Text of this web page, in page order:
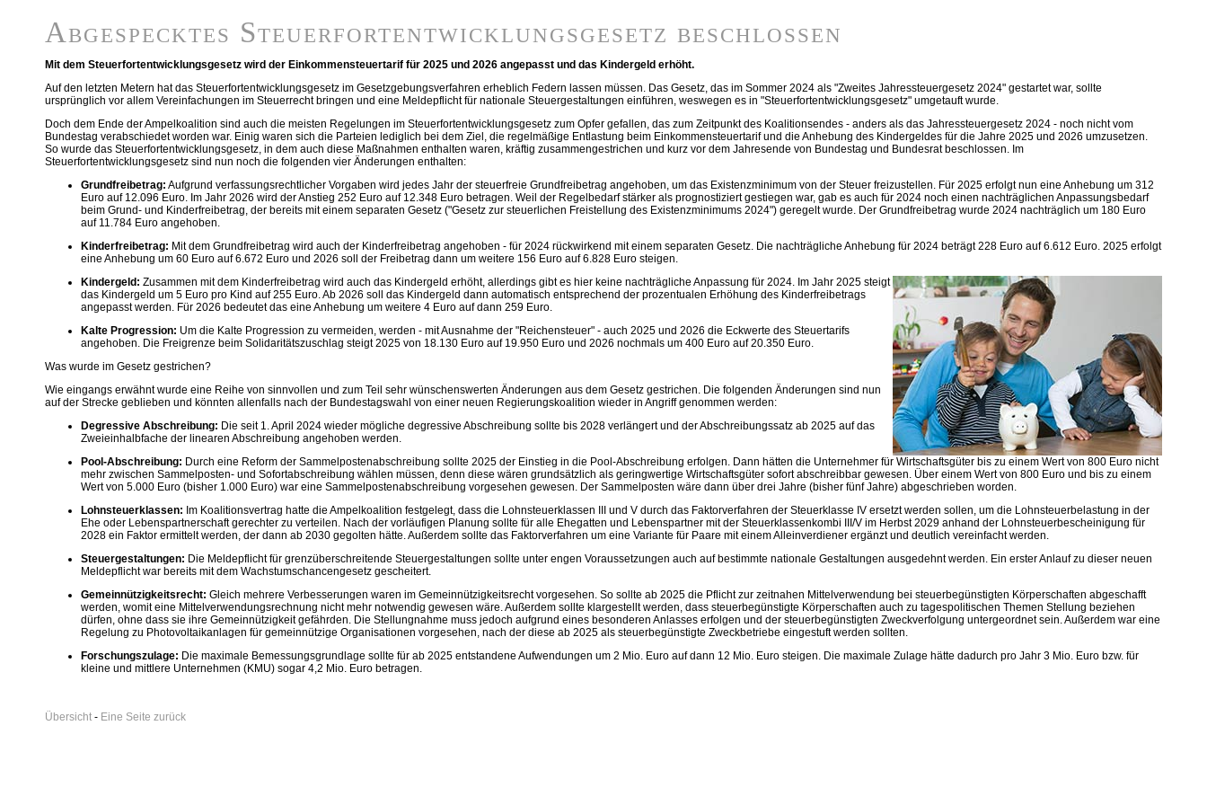
Abgespecktes Steuerfortentwicklungsgesetz beschlossen
Mit dem Steuerfortentwicklungsgesetz wird der Einkommensteuertarif für 2025 und 2026 angepasst und das Kindergeld erhöht.
Auf den letzten Metern hat das Steuerfortentwicklungsgesetz im Gesetzgebungsverfahren erheblich Federn lassen müssen. Das Gesetz, das im Sommer 2024 als "Zweites Jahressteuergesetz 2024" gestartet war, sollte
ursprünglich vor allem Vereinfachungen im Steuerrecht bringen und eine Meldepflicht für nationale Steuergestaltungen einführen, weswegen es in "Steuerfortentwicklungsgesetz" umgetauft wurde.
Doch dem Ende der Ampelkoalition sind auch die meisten Regelungen im Steuerfortentwicklungsgesetz zum Opfer gefallen, das zum Zeitpunkt des Koalitionsendes - anders als das Jahressteuergesetz 2024 - noch nicht vom
Bundestag verabschiedet worden war. Einig waren sich die Parteien lediglich bei dem Ziel, die regelmäßige Entlastung beim Einkommensteuertarif und die Anhebung des Kindergeldes für die Jahre 2025 und 2026 umzusetzen.
So wurde das Steuerfortentwicklungsgesetz, in dem auch diese Maßnahmen enthalten waren, kräftig zusammengestrichen und kurz vor dem Jahresende von Bundestag und Bundesrat beschlossen. Im
Steuerfortentwicklungsgesetz sind nun noch die folgenden vier Änderungen enthalten:
Grundfreibetrag: Aufgrund verfassungsrechtlicher Vorgaben wird jedes Jahr der steuerfreie Grundfreibetrag angehoben, um das Existenzminimum von der Steuer freizustellen. Für 2025 erfolgt nun eine Anhebung um 312
Euro auf 12.096 Euro. Im Jahr 2026 wird der Anstieg 252 Euro auf 12.348 Euro betragen. Weil der Regelbedarf stärker als prognostiziert gestiegen war, gab es auch für 2024 noch einen nachträglichen Anpassungsbedarf
beim Grund- und Kinderfreibetrag, der bereits mit einem separaten Gesetz ("Gesetz zur steuerlichen Freistellung des Existenzminimums 2024") geregelt wurde. Der Grundfreibetrag wurde 2024 nachträglich um 180 Euro
auf 11.784 Euro angehoben.
Kinderfreibetrag: Mit dem Grundfreibetrag wird auch der Kinderfreibetrag angehoben - für 2024 rückwirkend mit einem separaten Gesetz. Die nachträgliche Anhebung für 2024 beträgt 228 Euro auf 6.612 Euro. 2025 erfolgt
eine Anhebung um 60 Euro auf 6.672 Euro und 2026 soll der Freibetrag dann um weitere 156 Euro auf 6.828 Euro steigen.
Kindergeld: Zusammen mit dem Kinderfreibetrag wird auch das Kindergeld erhöht, allerdings gibt es hier keine nachträgliche Anpassung für 2024. Im Jahr 2025 steigt
das Kindergeld um 5 Euro pro Kind auf 255 Euro. Ab 2026 soll das Kindergeld dann automatisch entsprechend der prozentualen Erhöhung des Kinderfreibetrags
angepasst werden. Für 2026 bedeutet das eine Anhebung um weitere 4 Euro auf dann 259 Euro.
Kalte Progression: Um die Kalte Progression zu vermeiden, werden - mit Ausnahme der "Reichensteuer" - auch 2025 und 2026 die Eckwerte des Steuertarifs
angehoben. Die Freigrenze beim Solidaritätszuschlag steigt 2025 von 18.130 Euro auf 19.950 Euro und 2026 nochmals um 400 Euro auf 20.350 Euro.
Was wurde im Gesetz gestrichen?
Wie eingangs erwähnt wurde eine Reihe von sinnvollen und zum Teil sehr wünschenswerten Änderungen aus dem Gesetz gestrichen. Die folgenden Änderungen sind nun
auf der Strecke geblieben und könnten allenfalls nach der Bundestagswahl von einer neuen Regierungskoalition wieder in Angriff genommen werden:
Degressive Abschreibung: Die seit 1. April 2024 wieder mögliche degressive Abschreibung sollte bis 2028 verlängert und der Abschreibungssatz ab 2025 auf das
Zweieinhalbfache der linearen Abschreibung angehoben werden.
Pool-Abschreibung: Durch eine Reform der Sammelpostenabschreibung sollte 2025 der Einstieg in die Pool-Abschreibung erfolgen. Dann hätten die Unternehmer für Wirtschaftsgüter bis zu einem Wert von 800 Euro nicht
mehr zwischen Sammelposten- und Sofortabschreibung wählen müssen, denn diese wären grundsätzlich als geringwertige Wirtschaftsgüter sofort abschreibbar gewesen. Über einem Wert von 800 Euro und bis zu einem
Wert von 5.000 Euro (bisher 1.000 Euro) war eine Sammelpostenabschreibung vorgesehen gewesen. Der Sammelposten wäre dann über drei Jahre (bisher fünf Jahre) abgeschrieben worden.
Lohnsteuerklassen: Im Koalitionsvertrag hatte die Ampelkoalition festgelegt, dass die Lohnsteuerklassen III und V durch das Faktorverfahren der Steuerklasse IV ersetzt werden sollen, um die Lohnsteuerbelastung in der
Ehe oder Lebenspartnerschaft gerechter zu verteilen. Nach der vorläufigen Planung sollte für alle Ehegatten und Lebenspartner mit der Steuerklassenkombi III/V im Herbst 2029 anhand der Lohnsteuerbescheinigung für
2028 ein Faktor ermittelt werden, der dann ab 2030 gegolten hätte. Außerdem sollte das Faktorverfahren um eine Variante für Paare mit einem Alleinverdiener ergänzt und deutlich vereinfacht werden.
Steuergestaltungen: Die Meldepflicht für grenzüberschreitende Steuergestaltungen sollte unter engen Voraussetzungen auch auf bestimmte nationale Gestaltungen ausgedehnt werden. Ein erster Anlauf zu dieser neuen
Meldepflicht war bereits mit dem Wachstumschancengesetz gescheitert.
Gemeinnützigkeitsrecht: Gleich mehrere Verbesserungen waren im Gemeinnützigkeitsrecht vorgesehen. So sollte ab 2025 die Pflicht zur zeitnahen Mittelverwendung bei steuerbegünstigten Körperschaften abgeschafft
werden, womit eine Mittelverwendungsrechnung nicht mehr notwendig gewesen wäre. Außerdem sollte klargestellt werden, dass steuerbegünstigte Körperschaften auch zu tagespolitischen Themen Stellung beziehen
dürfen, ohne dass sie ihre Gemeinnützigkeit gefährden. Die Stellungnahme muss jedoch aufgrund eines besonderen Anlasses erfolgen und der steuerbegünstigten Zweckverfolgung untergeordnet sein. Außerdem war eine
Regelung zu Photovoltaikanlagen für gemeinnützige Organisationen vorgesehen, nach der diese ab 2025 als steuerbegünstigte Zweckbetriebe eingestuft werden sollten.
Forschungszulage: Die maximale Bemessungsgrundlage sollte für ab 2025 entstandene Aufwendungen um 2 Mio. Euro auf dann 12 Mio. Euro steigen. Die maximale Zulage hätte dadurch pro Jahr 3 Mio. Euro bzw. für
kleine und mittlere Unternehmen (KMU) sogar 4,2 Mio. Euro betragen.
Übersicht - Eine Seite zurück